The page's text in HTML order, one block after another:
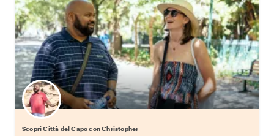
Scopri Città del Capo con Christopher